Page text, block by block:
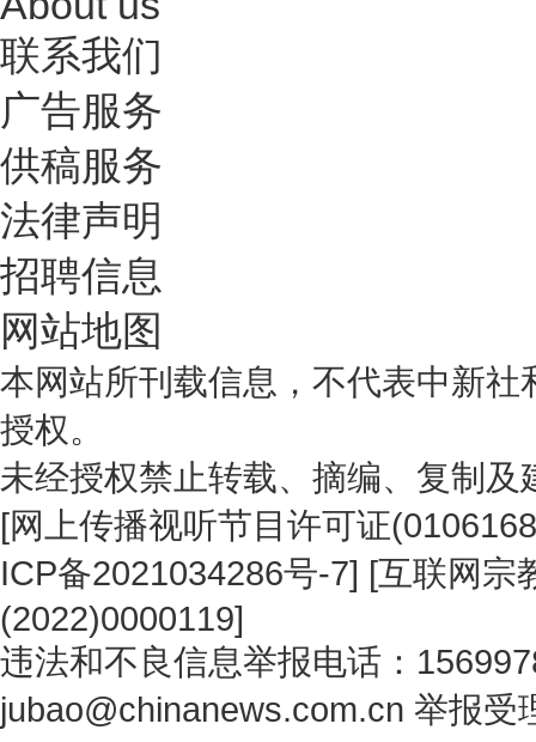
联系我们
广告服务
供稿服务
法律声明
招聘信息
网站地图
本网站所刊载信息，不代表中新
授权。
未经授权禁止转载、摘编、复制
[网上传播视听节目许可证
ICP备2021034286号-7] [互联网宗
(2022)0000119]
违法和不良信息举报电话：
jubao@chinanews.com.cn 举报受